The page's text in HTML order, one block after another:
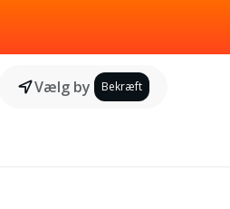
Vælg by Bekræft